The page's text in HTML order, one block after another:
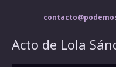
Acto de Lola